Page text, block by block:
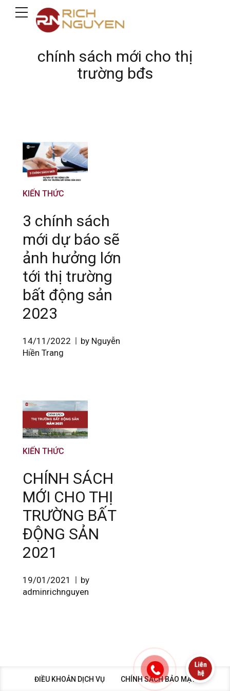
chính sách mới cho thị
trường bđs
KIẾN THỨC
3 chính sách
mới dự báo sẽ
ảnh hưởng lớn
tới thị trường
bất động sản
2023
14/11/2022
by Nguyễn
Hiền Trang
KIẾN THỨC
CHÍNH SÁCH
MỚI CHO THỊ
TRƯỜNG BẤT
ĐỘNG SẢN
2021
19/01/2021
by
adminrichnguyen
ĐIỀU KHOẢN DỊCH VỤ CHÍNH SÁCH BẢO MẬT